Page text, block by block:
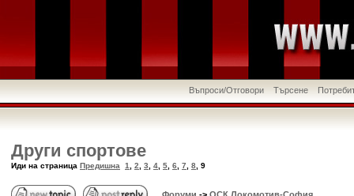
Въпроси/Отговори Търсене
Други спортове
Иди на страница Предишна 1 2 3 4 5 6 7 8 9